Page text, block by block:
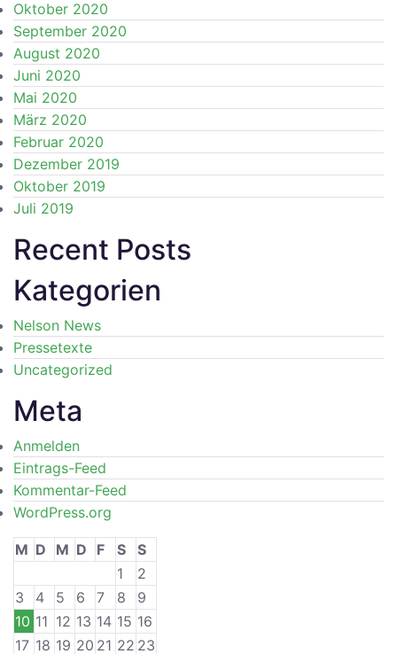
Oktober 2020
September 2020
August 2020
Juni 2020
Mai 2020
März 2020
Februar 2020
Dezember 2019
Oktober 2019
Juli 2019
Recent Posts
Kategorien
Nelson News
Pressetexte
Uncategorized
Meta
Anmelden
Eintrags-Feed
Kommentar-Feed
WordPress.org
M D M D F S
S
1
2
3
4 5 6 7 8
9
10 11 12 13 14 15 16
17 18 19 20 21 22 23